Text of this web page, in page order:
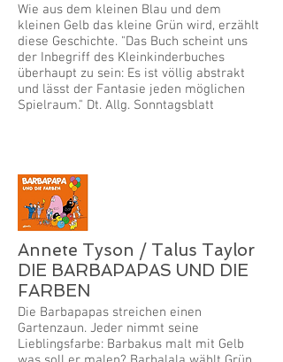
Wie aus dem kleinen Blau und dem
kleinen Gelb das kleine Grün wird, erzählt
diese Geschichte. "Das Buch scheint uns
der Inbegriff des Kleinkinderbuches
überhaupt zu sein: Es ist völlig abstrakt
und lässt der Fantasie jeden möglichen
Spielraum." Dt. Allg. Sonntagsblatt
Annete Tyson / Talus Taylor
DIE BARBAPAPAS UND DIE
FARBEN
Die Barbapapas streichen einen
Gartenzaun. Jeder nimmt seine
Lieblingsfarbe: Barbakus malt mit Gelb